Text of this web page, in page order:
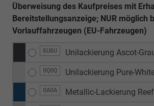
Überweisung des Kaufpreises mit
Bereitstellungsanzeige; NUR möglich
Vorlauffahrzeugen (EU-Fahrzeugen)
6U6U Unilackierung Ascot-
0Q0Q Unilackierung Pure-
0A0A Metallic-Lackierung